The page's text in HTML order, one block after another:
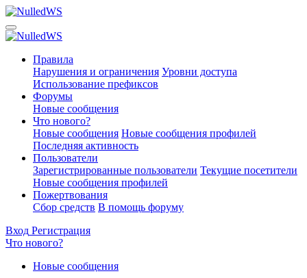
Правила
Нарушения и ограничения Уровни доступа
Использование префиксов
Форумы
Новые сообщения
Что нового?
Новые сообщения Новые сообщения профилей
Последняя активность
Пользователи
Зарегистрированные пользователи Текущие посетители
Новые сообщения профилей
Пожертвования
Сбор средств В помощь форуму
Вход Регистрация
Что нового?
Новые сообщения